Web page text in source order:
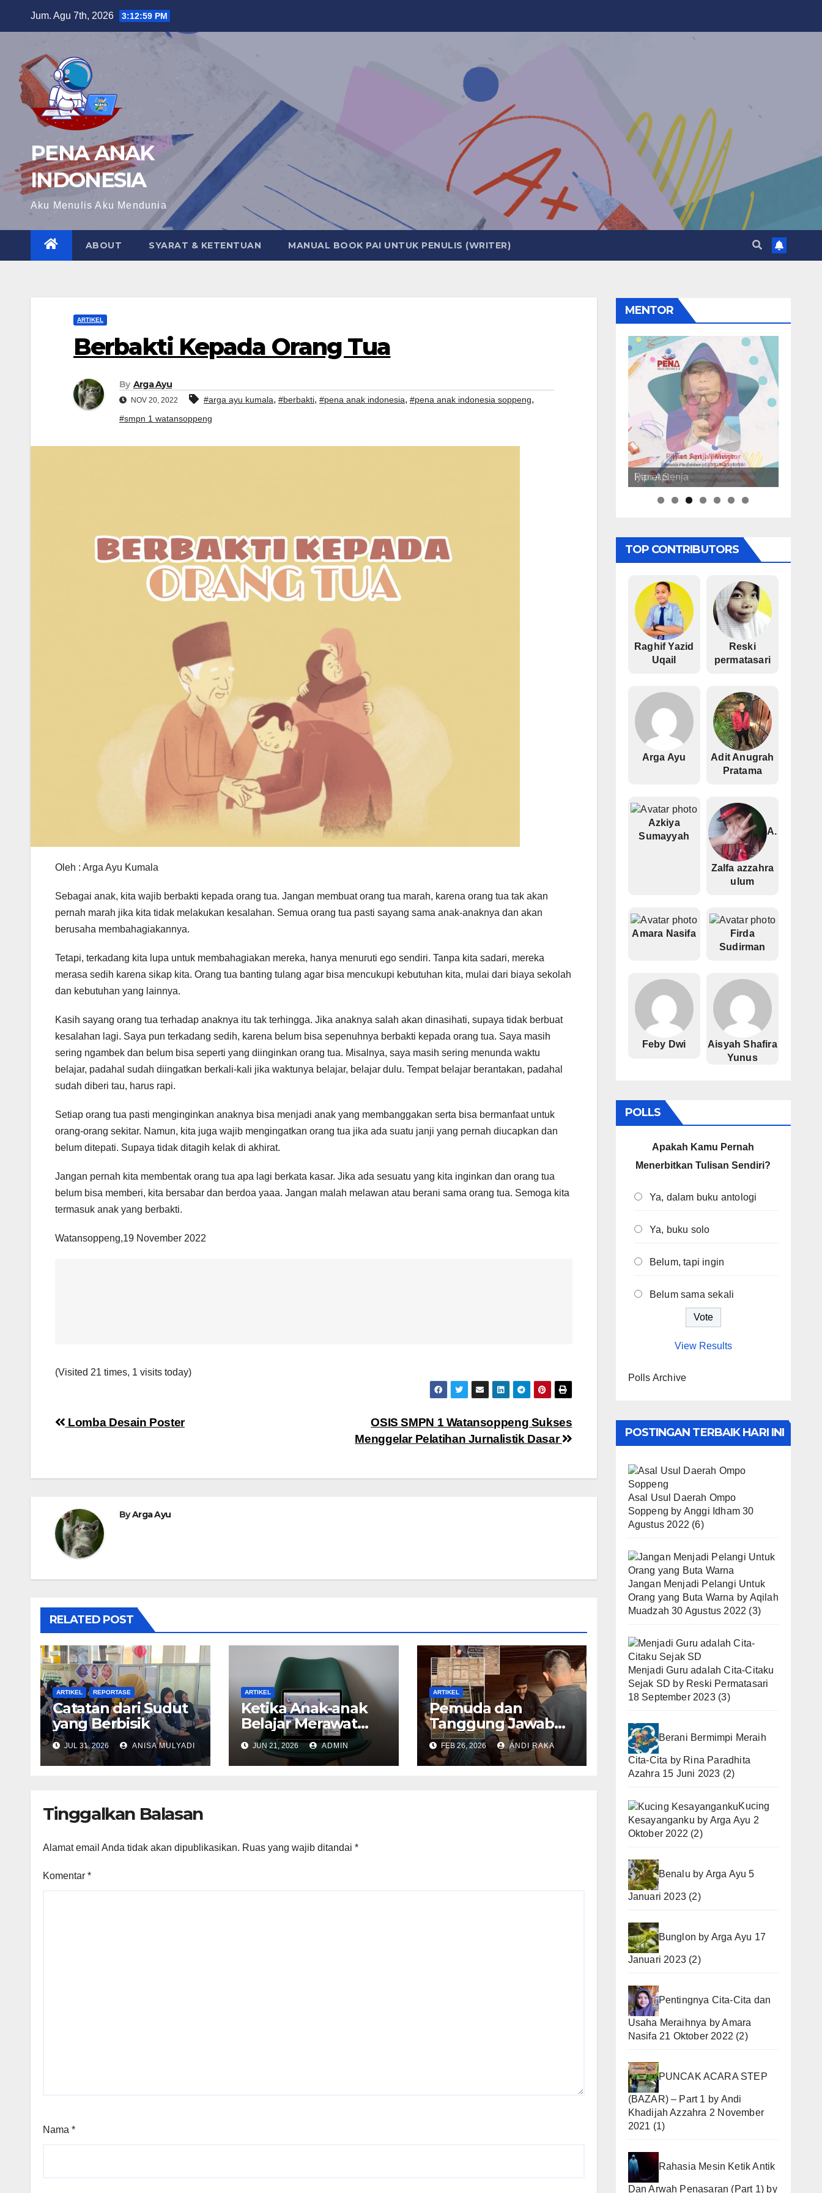
Jum. Agu 7th, 2026 3:13:01 PM
PENA ANAK
INDONESIA
Aku Menulis Aku Mendunia
ABOUT SYARAT & KETENTUAN MANUAL BOOK PAI UNTUK PENULIS (WRITER)
ARTIKEL
Berbakti Kepada Orang Tua
By Arga Ayu
NOV 20, 2022 #arga ayu kumala, #berbakti, #pena anak indonesia, #pena anak indonesia soppeng,
#smpn 1 watansoppeng
Oleh : Arga Ayu Kumala
Sebagai anak, kita wajib berbakti kepada orang tua. Jangan membuat orang tua marah, karena orang tua tak akan
pernah marah jika kita tidak melakukan kesalahan. Semua orang tua pasti sayang sama anak-anaknya dan akan
berusaha membahagiakannya.
Tetapi, terkadang kita lupa untuk membahagiakan mereka, hanya menuruti ego sendiri. Tanpa kita sadari, mereka
merasa sedih karena sikap kita. Orang tua banting tulang agar bisa mencukupi kebutuhan kita, mulai dari biaya sekolah
dan kebutuhan yang lainnya.
Kasih sayang orang tua terhadap anaknya itu tak terhingga. Jika anaknya salah akan dinasihati, supaya tidak berbuat
kesalahan lagi. Saya pun terkadang sedih, karena belum bisa sepenuhnya berbakti kepada orang tua. Saya masih
sering ngambek dan belum bisa seperti yang diinginkan orang tua. Misalnya, saya masih sering menunda waktu
belajar, padahal sudah diingatkan berkali-kali jika waktunya belajar, belajar dulu. Tempat belajar berantakan, padahal
sudah diberi tau, harus rapi.
Setiap orang tua pasti menginginkan anaknya bisa menjadi anak yang membanggakan serta bisa bermanfaat untuk
orang-orang sekitar. Namun, kita juga wajib mengingatkan orang tua jika ada suatu janji yang pernah diucapkan dan
belum ditepati. Supaya tidak ditagih kelak di akhirat.
Jangan pernah kita membentak orang tua apa lagi berkata kasar. Jika ada sesuatu yang kita inginkan dan orang tua
belum bisa memberi, kita bersabar dan berdoa yaaa. Jangan malah melawan atau berani sama orang tua. Semoga kita
termasuk anak yang berbakti.
Watansoppeng,19 November 2022
(Visited 21 times, 1 visits today)
Navigasi
OSIS SMPN 1 Watansoppeng Sukses
Menggelar Pelatihan Jurnalistik Dasar
Lomba Desain Poster
ByArga Ayu
RELATED POST
ARTIKEL REPORTASE
Catatan dari Sudut
yang Berbisik
JUL 31, 2026 ANISA MULYADI
ARTIKEL
Ketika Anak-anak
Belajar Merawat
Dunia dengan Kata
JUN 21, 2026 ADMIN
ARTIKEL
Pemuda dan
Tanggung Jawab
Melestarikan
Budaya Ammatoa
Kajang di Era
FEB 26, 2026 ANDI RAKA
Tinggalkan Balasan
Alamat email Anda tidak akan dipublikasikan. Ruas yang wajib ditandai *
Komentar *
Nama *
MENTOR
Pipiet Senja
TOP CONTRIBUTORS
Raghif Yazid
Uqail
Reski
permatasari
Arga Ayu
Adit Anugrah
Pratama
Azkiya
Sumayyah
A.
Zalfa azzahra
ulum
Amara Nasifa
Firda
Sudirman
Feby Dwi
Aisyah Shafira
Yunus
POLLS
Apakah Kamu Pernah
Menerbitkan Tulisan Sendiri?
Ya, dalam buku antologi
Ya, buku solo
Belum, tapi ingin
Belum sama sekali
View Results
Polls Archive
POSTINGAN TERBAIK HARI INI
Asal Usul Daerah Ompo
Soppeng by Anggi Idham 30
Agustus 2022 (6)
Jangan Menjadi Pelangi Untuk
Orang yang Buta Warna by Aqilah
Muadzah 30 Agustus 2022 (3)
Menjadi Guru adalah Cita-Citaku
Sejak SD by Reski Permatasari
18 September 2023 (3)
Berani Bermimpi Meraih
Cita-Cita by Rina Paradhita
Azahra 15 Juni 2023 (2)
Kucing
Kesayanganku by Arga Ayu 2
Oktober 2022 (2)
Benalu by Arga Ayu 5
Januari 2023 (2)
Bunglon by Arga Ayu 17
Januari 2023 (2)
Pentingnya Cita-Cita dan
Usaha Meraihnya byAmara
Nasifa 21 Oktober 2022 (2)
PUNCAK ACARA STEP
(BAZAR) – Part 1 by Andi
Khadijah Azzahra 2 November
2021 (1)
Rahasia Mesin Ketik Antik
Dan Arwah Penasaran (Part 1) by